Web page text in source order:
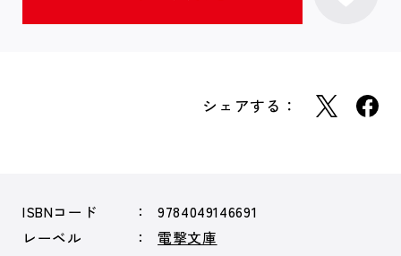
シェアする：
ISBNコード
9784049146691
レーベル
電撃文庫